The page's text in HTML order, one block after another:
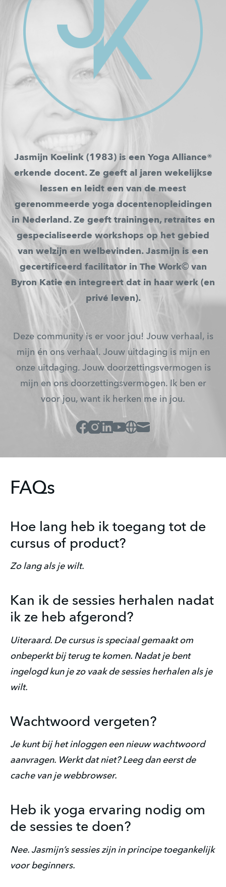
Jasmijn Koelink (1983) is een Yoga Alliance®
erkende docent. Ze geeft al jaren wekelijkse
lessen en leidt een van de meest
gerenommeerde yoga docentenopleidingen
in Nederland. Ze geeft trainingen, retraites en
gespecialiseerde workshops op het gebied
van welzijn en welbevinden. Jasmijn is een
gecertificeerd facilitator in The Work©van
Byron Katie en integreert dat in haar werk (en
privé leven).
Deze community is er voor jou! Jouw verhaal, is
mijn én ons verhaal. Jouw uitdaging is mijn en
onze uitdaging. Jouw doorzettingsvermogen is
mijn en ons doorzettingsvermogen. Ik ben er
voor jou, want ik herken me in jou.
Facebook
Instagram
Linked_in
Youtube
Website
Mail
FAQs
Hoe lang heb ik toegang tot de
cursus of product?
Zo lang als je wilt.
Kan ik de sessies herhalen nadat
ik ze heb afgerond?
Uiteraard. De cursus is speciaal gemaakt om
onbeperkt bij terug te komen. Nadat je bent
ingelogd kun je zo vaak de sessies herhalen als je
wilt.
Wachtwoord vergeten?
Je kunt bij het inloggen een nieuw wachtwoord
aanvragen. Werkt dat niet? Leeg dan eerst de
cache van je webbrowser.
Heb ik yoga ervaring nodig om
de sessies te doen?
Nee. Jasmijn’s sessies zijn in principe toegankelijk
voor beginners.